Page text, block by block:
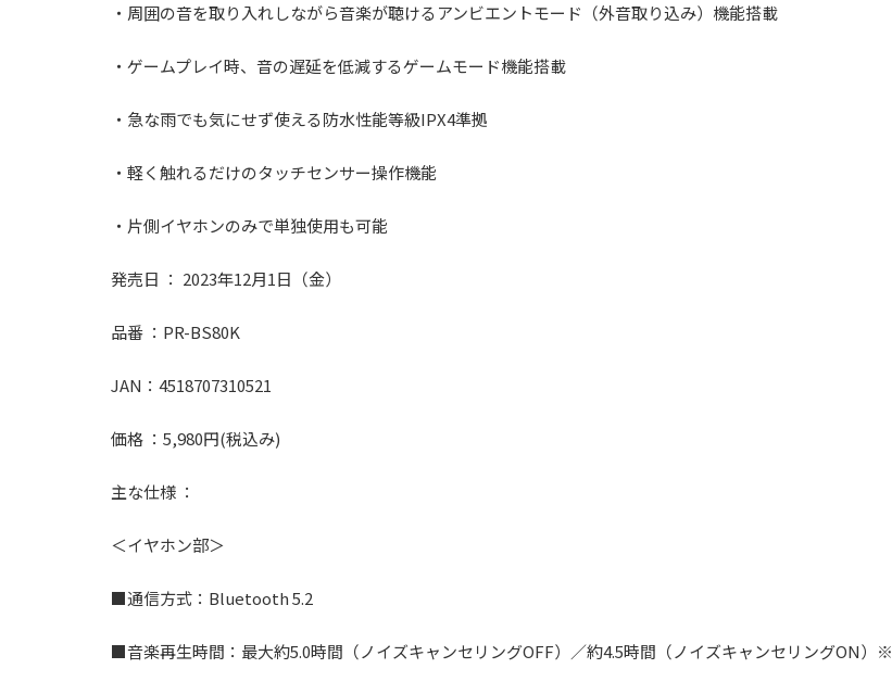
・周囲の音を取り入れしながら音楽が聴けるアンビエントモード（外音取り込み）機能搭載
・ゲームプレイ時、音の遅延を低減するゲームモード機能搭載
・急な⾬でも気にせず使える防水性能等級IPX4準拠
・軽く触れるだけのタッチセンサー操作機能
・⽚側イヤホンのみで単独使⽤も可能
発売⽇ ： 2023年12⽉1⽇（金）
品番 ：PR-BS80K
JAN：4518707310521
価格 ：5,980円(税込み)
主な仕様 ：
＜イヤホン部＞
■通信方式：Bluetooth 5.2
■⾳楽再⽣時間：最大約5.0時間（ノイズキャンセリングOFF）／約4.5時間（ノイズキャンセリングON）※